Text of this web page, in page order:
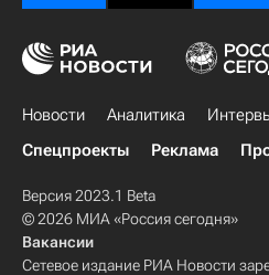
Новости Аналитика
Спецпроекты
Реклама
Версия 2023.1 Beta
© 2026 МИА «Россия сегодня»
Вакансии
Сетевое издание РИА Новости